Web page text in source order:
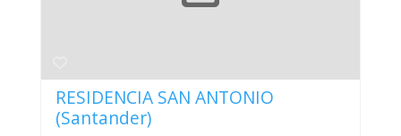
RESIDENCIA SAN ANTONIO
(Santander)